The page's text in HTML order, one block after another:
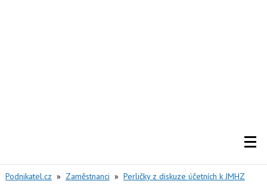
Podnikatel.cz » Zaměstnanci » Perličky z diskuze účetních k JMHZ